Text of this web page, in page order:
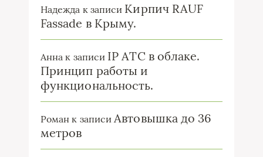
Надежда к записи Кирпич RAUF
Fassade в Крыму.
Анна к записи IP ATC в облаке.
Принцип работы и
функциональность.
Роман к записи Автовышка до 36
метров